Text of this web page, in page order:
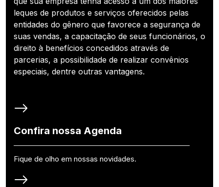
leques de produtos e serviços oferecidos pelas
entidades do gênero que favorece a segurança de
suas vendas, a capacitação de seus funcionários, o
direito à benefícios concedidos através de
parcerias, a possibilidade de realizar convênios
especiais, dentre outras vantagens.
Confira nossa Agenda
Fique de olho em nossas novidades.